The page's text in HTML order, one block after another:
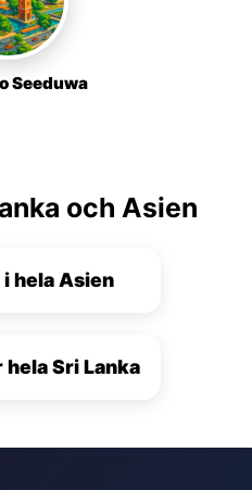
Seeduwa
och Asien
hela Asien
Sri Lanka